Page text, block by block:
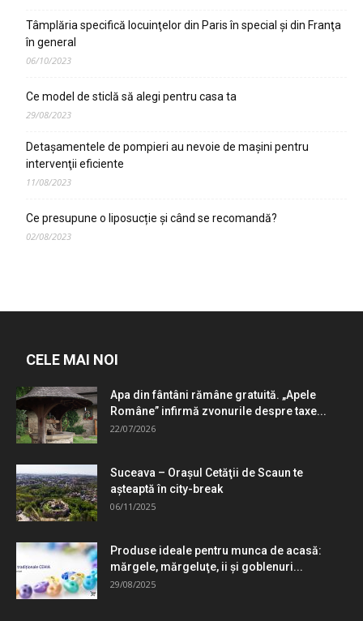
Tâmplăria specifică locuinţelor din Paris în special şi din Franţa
în general
06/10/2023
Ce model de sticlă să alegi pentru casa ta
29/08/2023
Detaşamentele de pompieri au nevoie de maşini pentru
intervenţii eficiente
11/08/2023
Ce presupune o liposucție și când se recomandă?
02/08/2023
CELE MAI NOI
Apa din fântâni rămâne gratuită. „Apele
Române” infirmă zvonurile despre taxe...
22/07/2026
Suceava – Oraşul Cetăţii de Scaun te
aşteaptă în city-break
06/11/2025
Produse ideale pentru munca de acasă:
mărgele, mărgeluţe, ii şi goblenuri...
29/08/2025